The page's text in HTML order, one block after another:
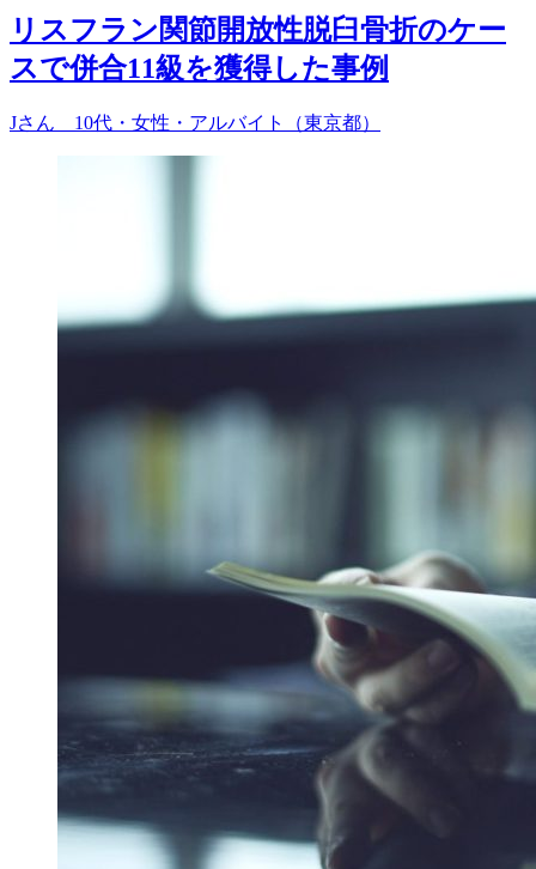
リスフラン関節開放性脱臼骨折のケー
スで併合11級を獲得した事例
Jさん 10代・女性・アルバイト（東京都）